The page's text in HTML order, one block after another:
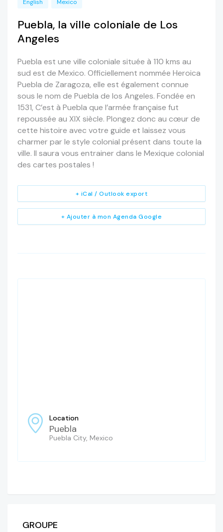
English Mexico
Puebla, la ville coloniale de Los
Angeles
Puebla est une ville coloniale située à 110 kms au
sud est de Mexico. Officiellement nommée Heroica
Puebla de Zaragoza, elle est également connue
sous le nom de Puebla de los Angeles. Fondée en
1531, C’est à Puebla que l’armée française fut
repoussée au XIX siècle. Plongez donc au cœur de
cette histoire avec votre guide et laissez vous
charmer par le style colonial présent dans toute la
ville. Il saura vous entrainer dans le Mexique colonial
des cartes postales !
+ Ajouter à mon Agenda Google
+ iCal / Outlook export
Location
Puebla
Puebla City, Mexico
GROUPE